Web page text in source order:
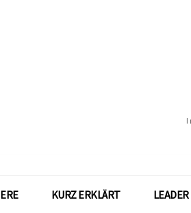
KURZ ERKLÄRT